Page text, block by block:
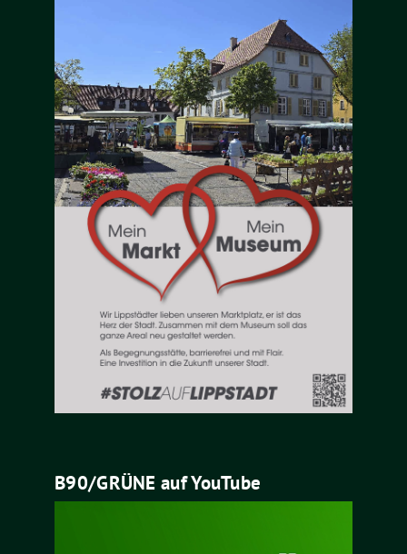
B90/GRÜNE auf YouTube